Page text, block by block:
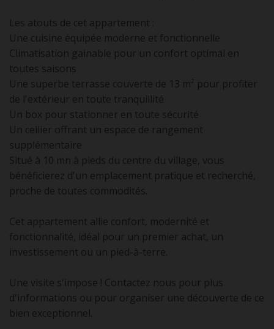
Les atouts de cet appartement :
Une cuisine équipée moderne et fonctionnelle
Climatisation gainable pour un confort optimal en
toutes saisons
Une superbe terrasse couverte de 13 m² pour profiter
de l'extérieur en toute tranquillité
Un box pour stationner en toute sécurité
Un cellier offrant un espace de rangement
supplémentaire
Situé à 10 mn à pieds du centre du village, vous
bénéficierez d'un emplacement pratique et recherché,
proche de toutes commodités.
Cet appartement allie confort, modernité et
fonctionnalité, idéal pour un premier achat, un
investissement ou un pied-à-terre.
Une visite s'impose ! Contactez nous pour plus
d'informations ou pour organiser une découverte de ce
bien exceptionnel.